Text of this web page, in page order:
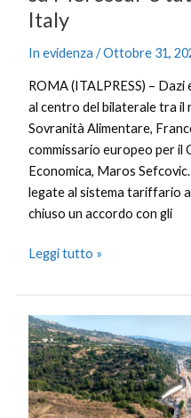
Italy
In evidenza /Ottobre 31,
ROMA (ITALPRESS) –
al centro del bilaterale tra il
Sovranità Alimentare,
commissario europeo per il
Economica, Maros
legate al sistema tariffario a
chiuso un accordo con gli
Leggi tutto »
Webuild,
avanzano
i
lavori
sulla